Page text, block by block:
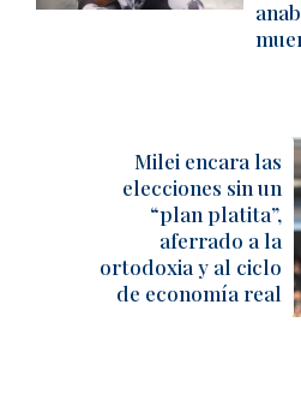
Milei encara las
elecciones sin un
“plan platita”,
aferrado a la
ortodoxia y al ciclo
de economía real